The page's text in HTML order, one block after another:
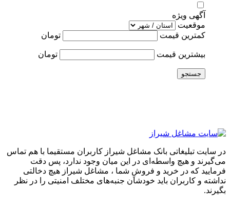
آگهی ویژه
موقعیت
کمترین قیمت
تومان
بیشترین قیمت تومان
جستجو
در سایت تبلیغاتی بانک مشاغل شیراز کاربران مستقیما با هم تماس
می‌گیرند و هیچ واسطه‌ای در این میان وجود ندارد، پس دقت
فرمایید که در خرید و فروشِ شما ، مشاغل شیراز هیچ دخالتی
نداشته و کاربران باید خودشان جنبه‌های مختلف امنیتی را در نظر
بگیرند.